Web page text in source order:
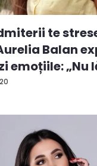
te
Balan
emoțiile: „Nu